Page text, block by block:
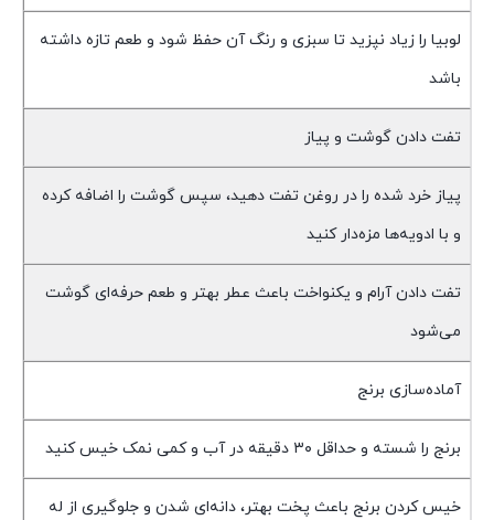
لوبیا را زیاد نپزید تا سبزی و رنگ آن حفظ شود و طعم تازه داشته
باشد
تفت دادن گوشت و پیاز
پیاز خرد شده را در روغن تفت دهید، سپس گوشت را اضافه کرده
و با ادویه‌ها مزه‌دار کنید
تفت دادن آرام و یکنواخت باعث عطر بهتر و طعم حرفه‌ای گوشت
می‌شود
آماده‌سازی برنج
برنج را شسته و حداقل ۳۰ دقیقه در آب و کمی نمک خیس کنید
خیس کردن برنج باعث پخت بهتر، دانه‌ای شدن و جلوگیری از له